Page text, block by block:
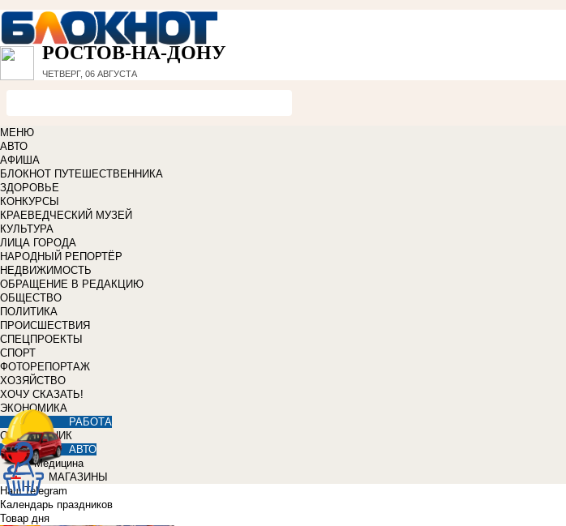
РОСТОВ-НА-ДОНУ
ЧЕТВЕРГ, 06 АВГУСТА
МЕНЮ
АВТО
АФИША
БЛОКНОТ ПУТЕШЕСТВЕННИКА
ЗДОРОВЬЕ
КОНКУРСЫ
КРАЕВЕДЧЕСКИЙ МУЗЕЙ
КУЛЬТУРА
ЛИЦА ГОРОДА
НАРОДНЫЙ РЕПОРТЁР
НЕДВИЖИМОСТЬ
ОБРАЩЕНИЕ В РЕДАКЦИЮ
ОБЩЕСТВО
ПОЛИТИКА
ПРОИСШЕСТВИЯ
СПЕЦПРОЕКТЫ
СПОРТ
ФОТОРЕПОРТАЖ
ХОЗЯЙСТВО
ХОЧУ СКАЗАТЬ!
ЭКОНОМИКА
РАБОТА
СПРАВОЧНИК
АВТО
Медицина
МАГАЗИНЫ
Наш Telegram
Календарь праздников
Товар дня